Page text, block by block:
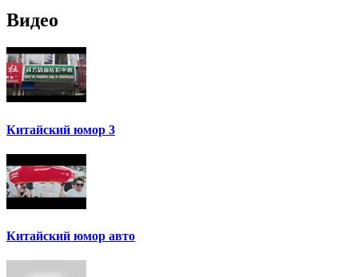
Видео
Китайский юмор 3
Китайский юмор авто